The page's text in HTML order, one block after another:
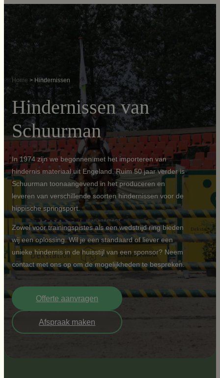
inhoud
Home > Hindernissen
Hindernissen van
Schuurman
In 1974 zijn we begonnen met het importeren van
hindernis materiaal uit Engeland. Ruim 50 jaar verder is
Schuurman toonaangevend in het produceren en
leveren van verschillende soorten hindernissen voor de
hippische springsport.
Zowel voor trainingspistes als een wedstrijd ring bieden
wij een oplossing. Wil je een standaard of liever een
unieke hindernis in de huisstijl van een sponsor? Neem
contact met ons op om de mogelijkheden te bespreken.
Offerte aanvragen
Afspraak maken